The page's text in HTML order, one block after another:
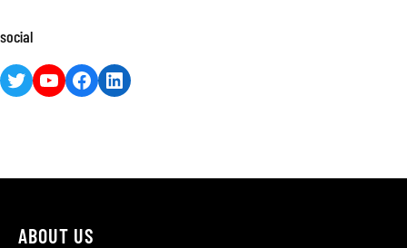
social
Twitter YouTube Facebook LinkedIn
ABOUT US